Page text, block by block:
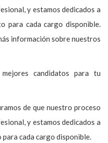
y estamos dedicados a
para cada cargo disponible.
información sobre nuestros
candidatos para tu
de que nuestro proceso
y estamos dedicados a
cada cargo disponible.